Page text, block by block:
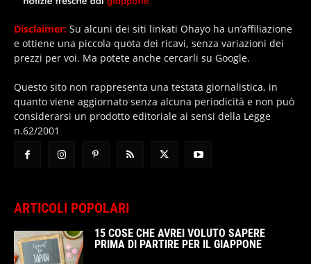
Disclaimer: Su alcuni dei siti linkati Ohayo ha un’affiliazione
e ottiene una piccola quota dei ricavi, senza variazioni dei
prezzi per voi. Ma potete anche cercarli su Google.
Questo sito non rappresenta una testata giornalistica, in
quanto viene aggiornato senza alcuna periodicità e non può
considerarsi un prodotto editoriale ai sensi della Legge
n.62/2001
ARTICOLI POPOLARI
15 COSE CHE AVREI VOLUTO SAPERE
PRIMA DI PARTIRE PER IL GIAPPONE